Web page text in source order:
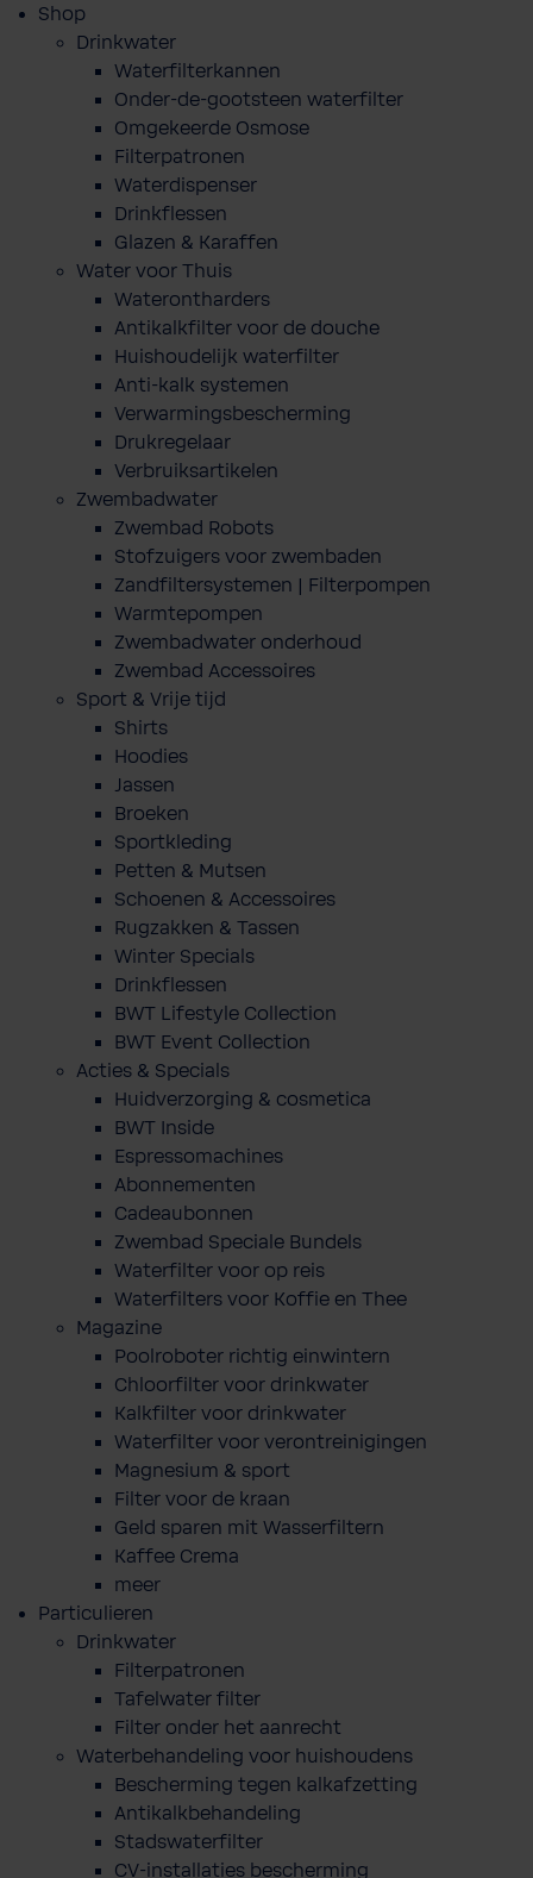
Shop
Drinkwater
Waterfilterkannen
Onder-de-gootsteen waterfilter
Omgekeerde Osmose
Filterpatronen
Waterdispenser
Drinkflessen
Glazen & Karaffen
Water voor Thuis
Waterontharders
Antikalkfilter voor de douche
Huishoudelijk waterfilter
Anti-kalk systemen
Verwarmingsbescherming
Drukregelaar
Verbruiksartikelen
Zwembadwater
Zwembad Robots
Stofzuigers voor zwembaden
Zandfiltersystemen | Filterpompen
Warmtepompen
Zwembadwater onderhoud
Zwembad Accessoires
Sport & Vrije tijd
Shirts
Hoodies
Jassen
Broeken
Sportkleding
Petten & Mutsen
Schoenen & Accessoires
Rugzakken & Tassen
Winter Specials
Drinkflessen
BWT Lifestyle Collection
BWT Event Collection
Acties & Specials
Huidverzorging & cosmetica
BWT Inside
Espressomachines
Abonnementen
Cadeaubonnen
Zwembad Speciale Bundels
Waterfilter voor op reis
Waterfilters voor Koffie en Thee
Magazine
Poolroboter richtig einwintern
Chloorfilter voor drinkwater
Kalkfilter voor drinkwater
Waterfilter voor verontreinigingen
Magnesium & sport
Filter voor de kraan
Geld sparen mit Wasserfiltern
Kaffee Crema
meer
Particulieren
Drinkwater
Filterpatronen
Tafelwater filter
Filter onder het aanrecht
Waterbehandeling voor huishoudens
Bescherming tegen kalkafzetting
Antikalkbehandeling
Stadswaterfilter
CV-installaties bescherming